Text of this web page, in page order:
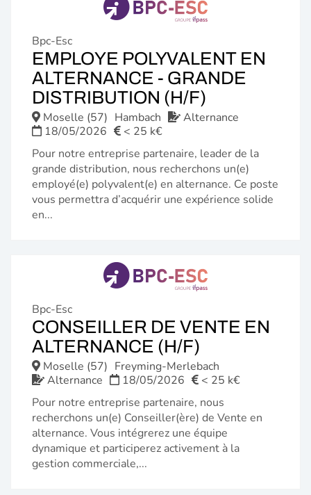
Bpc-Esc
EMPLOYE POLYVALENT EN
ALTERNANCE - GRANDE
DISTRIBUTION (H/F)
FENÊTRE)
Moselle (57) Hambach
Alternance
18/05/2026
< 25 k€
Pour notre entreprise partenaire, leader de la
grande distribution, nous recherchons un(e)
employé(e) polyvalent(e) en alternance. Ce poste
vous permettra d’acquérir une expérience solide
en...
Bpc-Esc
CONSEILLER DE VENTE EN
ALTERNANCE (H/F)
FENÊTRE)
Moselle (57) Freyming-Merlebach
Alternance
18/05/2026
< 25 k€
Pour notre entreprise partenaire, nous
recherchons un(e) Conseiller(ère) de Vente en
alternance. Vous intégrerez une équipe
dynamique et participerez activement à la
gestion commerciale,...